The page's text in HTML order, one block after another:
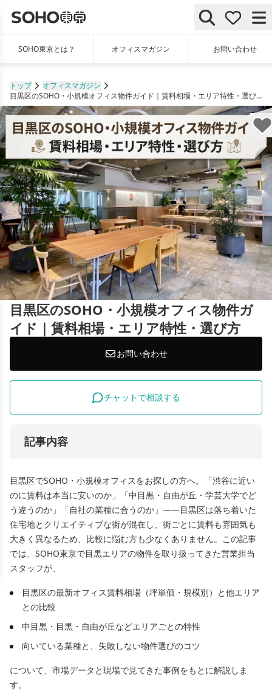
SOHO東京とは？ オフィスマガジン お問い合わせ
トップ
オフィスマガジン
目黒区のSOHO・小規模オフィス物件ガイド｜賃料相場・エリア特性・選び方
目黒区のSOHO・小規模オフィス物件ガ
イド｜賃料相場・エリア特性・選び方
お問い合わせ
チャットで相談する
記事内容
目黒区でSOHO・小規模オフィスをお探しの方へ。「渋谷に近い
のに賃料は本当に安いのか」「中目黒・自由が丘・学芸大学でど
う違うのか」「自社の業種に合うのか」――目黒区は落ち着いた
住宅地とクリエイティブな街が混在し、街ごとに賃料も雰囲気も
大きく異なるため、比較に悩む方も少なくありません。この記事
では、SOHO東京で目黒エリアの物件を取り扱ってきた営業担当
スタッフが、
目黒区の最新オフィス賃料相場（坪単価・規模別）と他エリア
との比較
中目黒・目黒・自由が丘などエリアごとの特性
向いている業種と、失敗しない物件選びのコツ
について、市場データと現場で見てきた事例をもとに解説しま
す。